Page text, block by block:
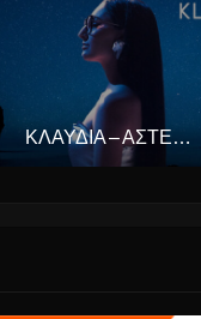
ΚΛΑΥΔΊΑ – ΑΣΤΕΡΟΜΆΤΑ (EUROVISION ΕΛΛΆΔΑ 2025)